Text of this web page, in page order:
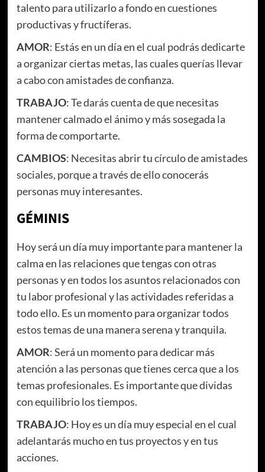
talento para utilizarlo a fondo en cuestiones
productivas y fructíferas.
AMOR: Estás en un día en el cual podrás dedicarte
a organizar ciertas metas, las cuales querías llevar
a cabo con amistades de confianza.
TRABAJO: Te darás cuenta de que necesitas
mantener calmado el ánimo y más sosegada la
forma de comportarte.
CAMBIOS: Necesitas abrir tu círculo de amistades
sociales, porque a través de ello conocerás
personas muy interesantes.
GÉMINIS
Hoy será un día muy importante para mantener la
calma en las relaciones que tengas con otras
personas y en todos los asuntos relacionados con
tu labor profesional y las actividades referidas a
todo ello. Es un momento para organizar todos
estos temas de una manera serena y tranquila.
AMOR: Será un momento para dedicar más
atención a las personas que tienes cerca que a los
temas profesionales. Es importante que dividas
con equilibrio los tiempos.
TRABAJO: Hoy es un día muy especial en el cual
adelantarás mucho en tus proyectos y en tus
acciones.